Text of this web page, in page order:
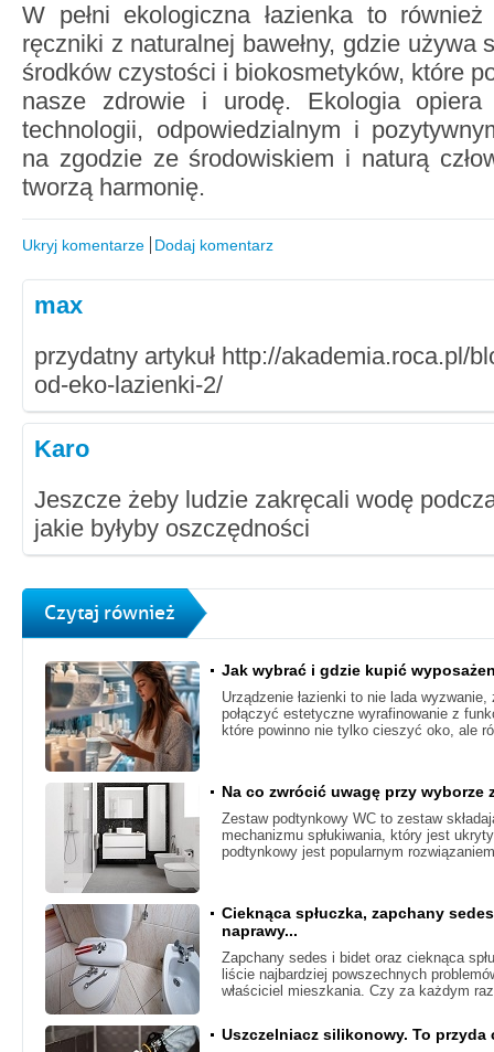
W pełni ekologiczna łazienka to
ręczniki z naturalnej bawełny, gdzie używa
środków czystości i biokosmetyków, które
nasze zdrowie i urodę. Ekologia
technologii, odpowiedzialnym i
na zgodzie ze środowiskiem i naturą
tworzą harmonię.
Ukryj komentarze Dodaj komentarz
max
przydatny artykuł http://akademia.roca.pl/
od-eko-lazienki-2/
Karo
Jeszcze żeby ludzie zakręcali wodę
jakie byłyby oszczędności
Czytaj również
Jak wybrać i gdzie kupić
Urządzenie łazienki to nie lada
połączyć estetyczne wyrafinowanie z
które powinno nie tylko cieszyć oko, ale
Na co zwrócić uwagę przy wyborze
Zestaw podtynkowy WC to zestaw
mechanizmu spłukiwania, który jest
podtynkowy jest popularnym
Cieknąca spłuczka, zapchany
naprawy...
Zapchany sedes i bidet oraz cieknąca
liście najbardziej powszechnych
właściciel mieszkania. Czy za każdym
Uszczelniacz silikonowy. To